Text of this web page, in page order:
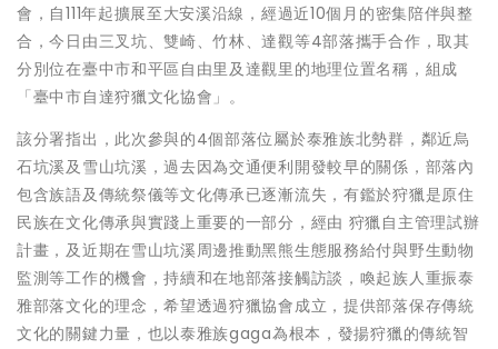
會，自111年起擴展至大安溪沿線，經過近10個月的密集陪伴與整
合，今日由三叉坑、雙崎、竹林、達觀等4部落攜手合作，取其
分別位在臺中市和平區自由里及達觀里的地理位置名稱，組成
「臺中市自達狩獵文化協會」。
該分署指出，此次參與的4個部落位屬於泰雅族北勢群，鄰近烏
石坑溪及雪山坑溪，過去因為交通便利開發較早的關係，部落內
包含族語及傳統祭儀等文化傳承已逐漸流失，有鑑於狩獵是原住
民族在文化傳承與實踐上重要的一部分，經由 狩獵自主管理試辦
計畫，及近期在雪山坑溪周邊推動黑熊生態服務給付與野生動物
監測等工作的機會，持續和在地部落接觸訪談，喚起族人重振泰
雅部落文化的理念，希望透過狩獵協會成立，提供部落保存傳統
文化的關鍵力量，也以泰雅族gaga為根本，發揚狩獵的傳統智